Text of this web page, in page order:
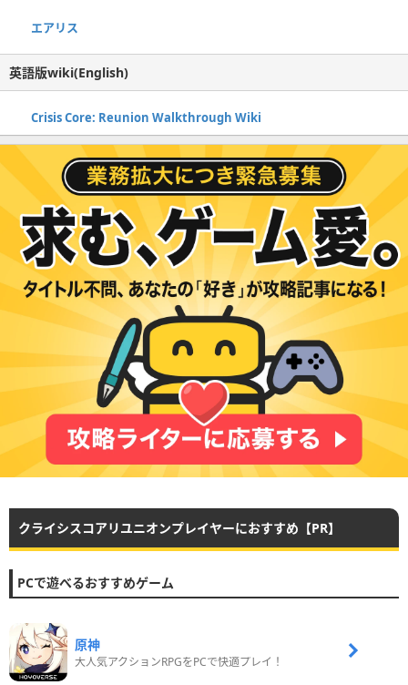
エアリス
英語版wiki(English)
Crisis Core: Reunion Walkthrough Wiki
クライシスコアリユニオンプレイヤーにおすすめ【PR】
PCで遊べるおすすめゲーム
原神
大人気アクションRPGをPCで快適プレイ！